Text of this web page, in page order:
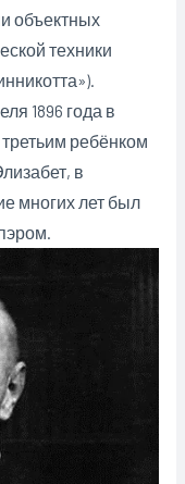
объектных
техники
1896 года в
ребёнком
в
многих лет был